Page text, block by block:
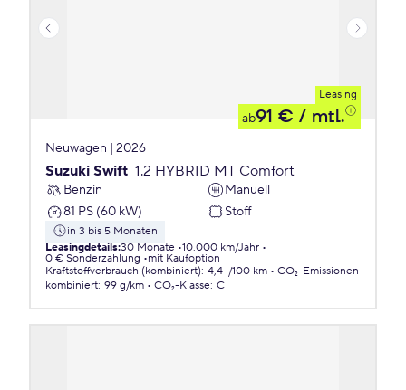
Leasing
ab91 € / mtl.
Neuwagen | 2026
Suzuki Swift 1.2 HYBRID MT Comfort
Benzin
Manuell
81 PS (60 kW)
Stoff
in 3 bis 5 Monaten
Leasingdetails:30 Monate 10.000 km/Jahr
0 € Sonderzahlung
mit Kaufoption
Kraftstoffverbrauch (kombiniert): 4,4 l/100 km
CO₂-Emissionen
kombiniert: 99 g/km CO₂-Klasse: C